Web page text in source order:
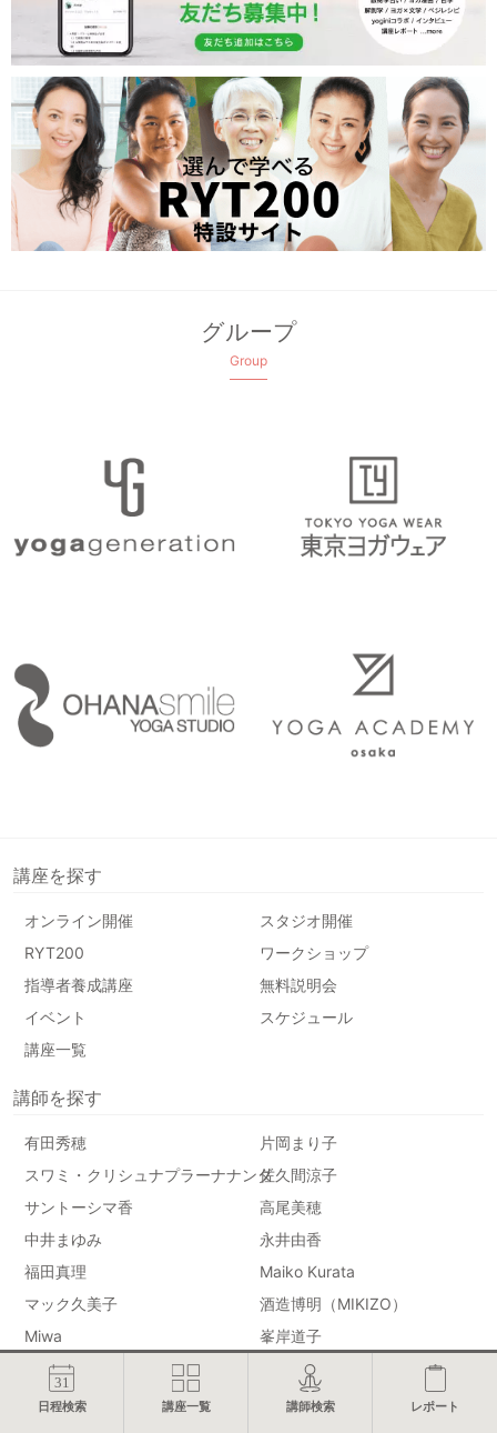
グループ
Group
講座を探す
オンライン開催
スタジオ開催
RYT200
ワークショップ
指導者養成講座
無料説明会
イベント
スケジュール
講座一覧
講師を探す
有田秀穂
片岡まり子
スワミ・クリシュナプラーナナンダ佐久間涼子
サントーシマ香
高尾美穂
中井まゆみ
永井由香
福田真理
Maiko Kurata
マック久美子
酒造博明（MIKIZO）
Miwa
峯岸道子
ヨーコ・フジワラ
講師一覧
記事を探す
日程検索 講座一覧 講師検索 レポート